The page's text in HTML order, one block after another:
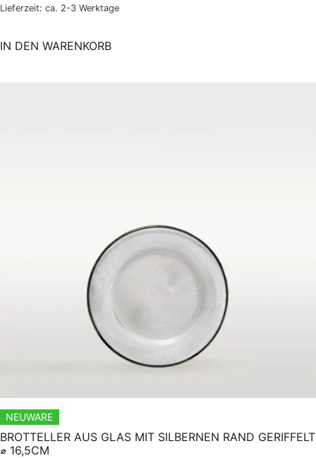
Lieferzeit: ca. 2-3 Werktage
IN DEN WARENKORB
NEUWARE
BROTTELLER AUS GLAS MIT SILBERNEN RAND GERIFFELT
⌀ 16,5CM